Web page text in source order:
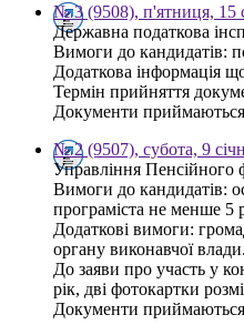
№ 3 (9508), п'ятниця, 15
Державна податкова
Вимоги до кандидатів:
Додаткова інформація
Термін прийняття
Документи приймаються
№ 2 (9507), субота, 9
Управління Пенсійного
Вимоги до кандидатів:
програміста не менше 5
Додаткові вимоги:
органу виконавчої влади.
До заяви про участь у
рік, дві фотокартки
Документи приймаються